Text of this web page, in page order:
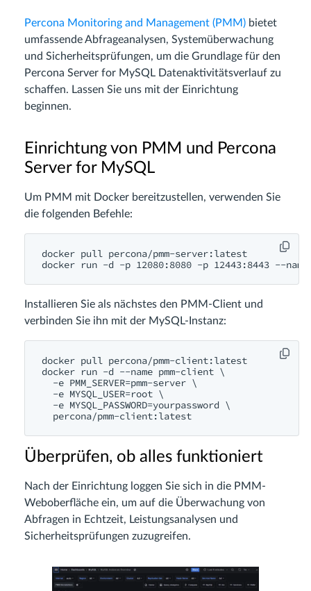
Percona Monitoring and Management (PMM) bietet
umfassende Abfrageanalysen, Systemüberwachung
und Sicherheitsprüfungen, um die Grundlage für den
Percona Server for MySQL Datenaktivitätsverlauf zu
schaffen. Lassen Sie uns mit der Einrichtung
beginnen.
Einrichtung von PMM und Percona
Server for MySQL
Um PMM mit Docker bereitzustellen, verwenden Sie
die folgenden Befehle:
docker pull percona/pmm-server:latest
docker run -d -p 12080:8080 -p 12443:8443 --
Installieren Sie als nächstes den PMM-Client und
verbinden Sie ihn mit der MySQL-Instanz:
docker pull percona/pmm-client:latest
docker run -d --name pmm-client \
  -e PMM_SERVER=pmm-server \
  -e MYSQL_USER=root \
  -e MYSQL_PASSWORD=yourpassword \
  percona/pmm-client:latest
Überprüfen, ob alles funktioniert
Nach der Einrichtung loggen Sie sich in die PMM-
Weboberfläche ein, um auf die Überwachung von
Abfragen in Echtzeit, Leistungsanalysen und
Sicherheitsprüfungen zuzugreifen.